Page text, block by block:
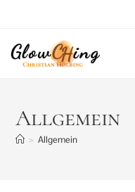
springen
Allgemein
> Allgemein